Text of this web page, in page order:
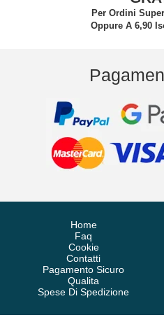
Per Ordini
Oppure A 6,90
Home
Faq
Cookie
Contatti
Pagamento Sicuro
Qualita
Spese Di Spedizione